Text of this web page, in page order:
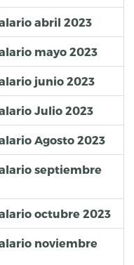
abril 2023
mayo 2023
junio 2023
Julio 2023
Agosto 2023
septiembre
octubre 2023
noviembre